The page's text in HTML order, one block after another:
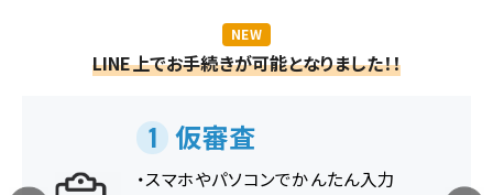
NEW
LINE上でお手続きが可能となりました！！
1 仮審査
・スマホやパソコンでかんたん入力